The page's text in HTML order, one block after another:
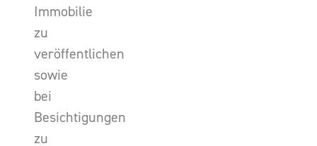
Immobilie
zu
veröffentlichen
sowie
bei
Besichtigungen
zu